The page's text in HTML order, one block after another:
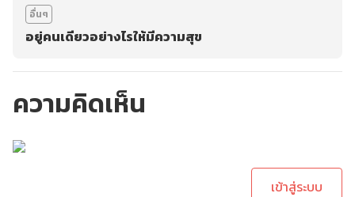
อื่นๆ
อยู่คนเดียวอย่างไรให้มีความสุข
ความคิดเห็น
เข้าสู่ระบบ